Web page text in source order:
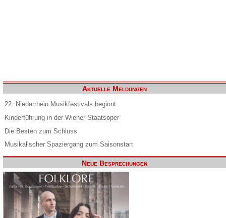
Aktuelle Meldungen
22. Niederrhein Musikfestivals beginnt
Kinderführung in der Wiener Staatsoper
Die Besten zum Schluss
Musikalischer Spaziergang zum Saisonstart
Neue Besprechungen